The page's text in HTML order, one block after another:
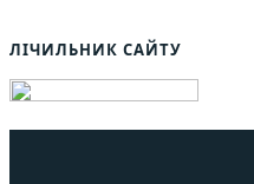
ЛІЧИЛЬНИК САЙТУ